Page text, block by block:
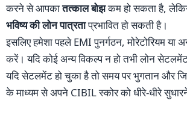
करने से आपकातत्काल बोझकम हो सकता है,
भविष्य की लोन पात्रताप्रभावित हो सकती है।
इसलिए हमेशा पहले EMI पुनर्गठन, मोरेटोरियम या
करें। यदि कोई अन्य विकल्प न हो तभी लोन
यदि सेटलमेंट हो चुका है तो समय पर भुगतान और
के माध्यम से अपने CIBIL स्कोर को धीरे-धीरे